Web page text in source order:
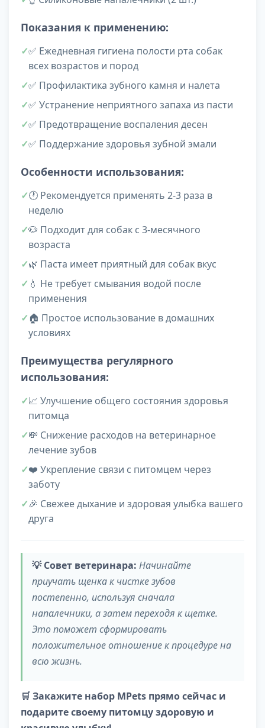
Показания к применению:
✅ Ежедневная гигиена полости рта собак
всех возрастов и пород
✅ Профилактика зубного камня и налета
✅ Устранение неприятного запаха из пасти
✅ Предотвращение воспаления десен
✅ Поддержание здоровья зубной эмали
Особенности использования:
🕐 Рекомендуется применять 2-3 раза в
неделю
🐶 Подходит для собак с 3-месячного
возраста
🌿 Паста имеет приятный для собак вкус
💧 Не требует смывания водой после
применения
🏠 Простое использование в домашних
условиях
Преимущества регулярного
использования:
📈 Улучшение общего состояния здоровья
питомца
💸 Снижение расходов на ветеринарное
лечение зубов
❤️ Укрепление связи с питомцем через
заботу
🎉 Свежее дыхание и здоровая улыбка вашего
друга
💡 Совет ветеринара: Начинайте
приучать щенка к чистке зубов
постепенно, используя сначала
напалечники, а затем переходя к щетке.
Это поможет сформировать
положительное отношение к процедуре на
всю жизнь.
🛒 Закажите набор MPets прямо сейчас и
подарите своему питомцу здоровую и